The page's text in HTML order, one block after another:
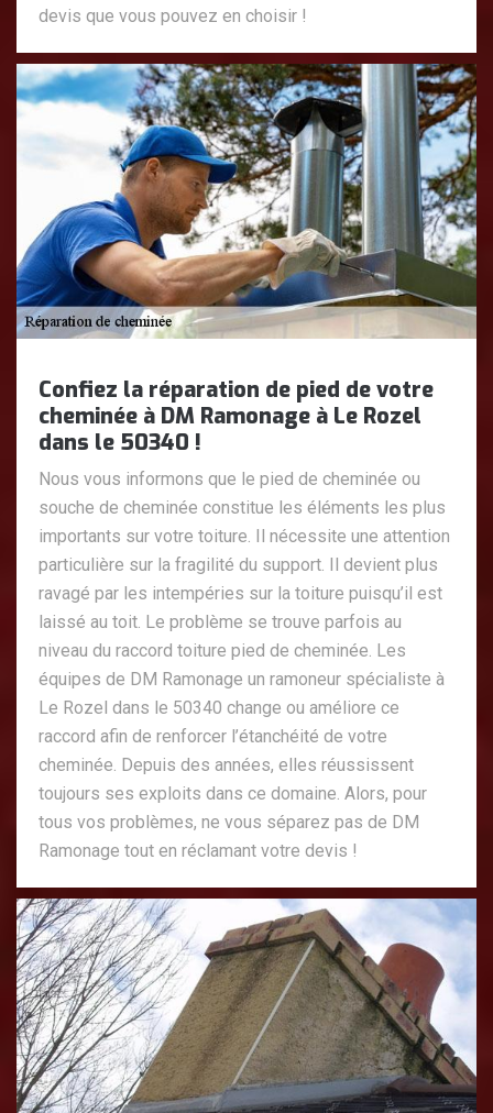
devis que vous pouvez en choisir !
Confiez la réparation de pied de votre
cheminée à DM Ramonage à Le Rozel
dans le 50340 !
Nous vous informons que le pied de cheminée ou
souche de cheminée constitue les éléments les plus
importants sur votre toiture. Il nécessite une attention
particulière sur la fragilité du support. Il devient plus
ravagé par les intempéries sur la toiture puisqu’il est
laissé au toit. Le problème se trouve parfois au
niveau du raccord toiture pied de cheminée. Les
équipes de DM Ramonage un ramoneur spécialiste à
Le Rozel dans le 50340 change ou améliore ce
raccord afin de renforcer l’étanchéité de votre
cheminée. Depuis des années, elles réussissent
toujours ses exploits dans ce domaine. Alors, pour
tous vos problèmes, ne vous séparez pas de DM
Ramonage tout en réclamant votre devis !